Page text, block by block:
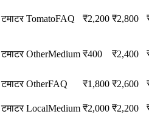
टमाटर TomatoFAQ ₹2,200 ₹2,800
टमाटर OtherMedium ₹400 ₹2,400
टमाटर OtherFAQ ₹1,800 ₹2,600
टमाटर LocalMedium ₹2,000 ₹2,200